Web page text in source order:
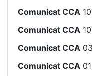
Comunicat CCA
Comunicat CCA
Comunicat CCA
Comunicat CCA